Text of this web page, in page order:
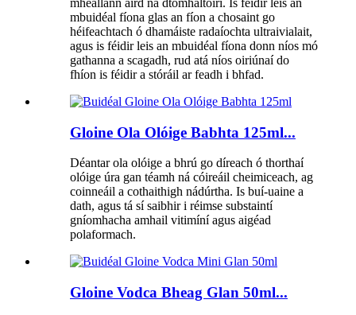
mheallann aird na dtomhaltóirí. Is féidir leis an
mbuidéal fíona glas an fíon a chosaint go
héifeachtach ó dhamáiste radaíochta ultraivialait,
agus is féidir leis an mbuidéal fíona donn níos mó
gathanna a scagadh, rud atá níos oiriúnaí do
fhíon is féidir a stóráil ar feadh i bhfad.
Gloine Ola Olóige Babhta 125ml...
Déantar ola olóige a bhrú go díreach ó thorthaí
olóige úra gan téamh ná cóireáil cheimiceach, ag
coinneáil a cothaithigh nádúrtha. Is buí-uaine a
dath, agus tá sí saibhir i réimse substaintí
gníomhacha amhail vitimíní agus aigéad
polaformach.
Gloine Vodca Bheag Glan 50ml...